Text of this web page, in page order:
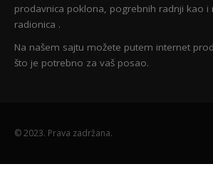
prodavnica poklona, pogrebnih radnji kao i
radionica .
Na našem sajtu možete putem internet
što je potrebno za vaš posao.
© 2023. Prava zadržana.